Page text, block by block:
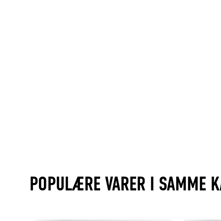
POPULÆRE VARER I SAMME